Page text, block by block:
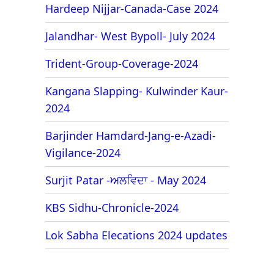
Hardeep Nijjar-Canada-Case 2024
Jalandhar- West Bypoll- July 2024
Trident-Group-Coverage-2024
Kangana Slapping- Kulwinder Kaur-
2024
Barjinder Hamdard-Jang-e-Azadi-
Vigilance-2024
Surjit Patar -ਅਲਵਿਦਾ - May 2024
KBS Sidhu-Chronicle-2024
Lok Sabha Elecations 2024 updates